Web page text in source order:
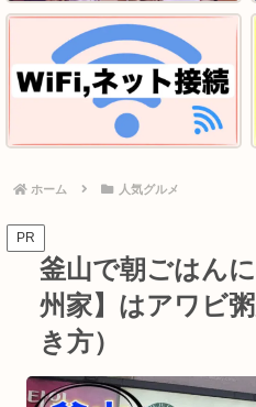
ホーム 人気グルメ
PR
釜山で朝ごはん
州家】はアワビ
き方）